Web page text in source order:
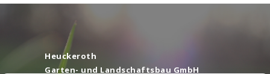
l
Heuckeroth
Garten- und Landschaftsbau GmbH